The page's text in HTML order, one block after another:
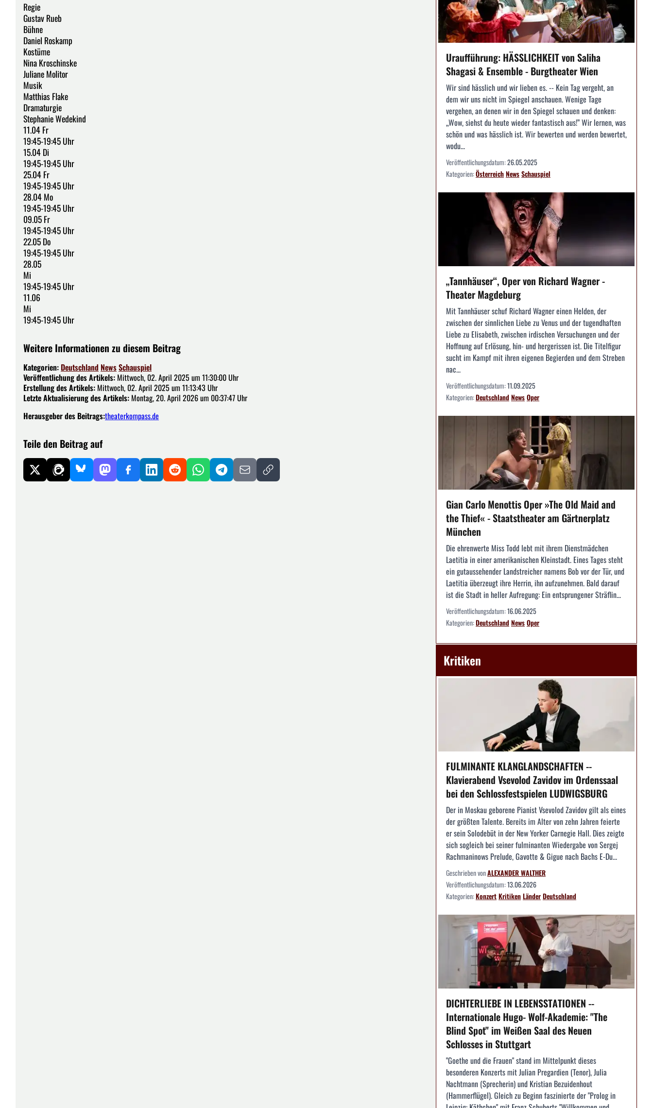
Regie
Gustav Rueb
Bühne
Daniel Roskamp
Kostüme
Nina Kroschinske
Juliane Molitor
Musik
Matthias Flake
Dramaturgie
Stephanie Wedekind
11.04 Fr
19:45-19:45 Uhr
15.04 Di
19:45-19:45 Uhr
25.04 Fr
19:45-19:45 Uhr
28.04 Mo
19:45-19:45 Uhr
09.05 Fr
19:45-19:45 Uhr
22.05 Do
19:45-19:45 Uhr
28.05
Mi
19:45-19:45 Uhr
11.06
Mi
19:45-19:45 Uhr
Weitere Informationen zu diesem Beitrag
Kategorien: Deutschland NewsSchauspiel
Veröffentlichung des Artikels: Mittwoch, 02. April 2025 um 11:30:00 Uhr
Erstellung des Artikels: Mittwoch, 02. April 2025 um 11:13:43 Uhr
Letzte Aktualisierung des Artikels: Montag, 20. April 2026 um 00:37:47 Uhr
Herausgeber des Beitrags:theaterkompass.de
Teile den Beitrag auf
Uraufführung: HÄSSLICHKEIT von Saliha
Shagasi & Ensemble - Burgtheater Wien
Wir sind hässlich und wir lieben es. -- Kein Tag vergeht, an
dem wir uns nicht im Spiegel anschauen. Wenige Tage
vergehen, an denen wir in den Spiegel schauen und denken:
„Wow, siehst du heute wieder fantastisch aus!” Wir lernen, was
schön und was hässlich ist. Wir bewerten und werden bewertet,
wodu...
Veröffentlichungsdatum:26.05.2025
Kategorien:ÖsterreichNewsSchauspiel
„Tannhäuser“, Oper von Richard Wagner -
Theater Magdeburg
Mit Tannhäuser schuf Richard Wagner einen Helden, der
zwischen der sinnlichen Liebe zu Venus und der tugendhaften
Liebe zu Elisabeth, zwischen irdischen Versuchungen und der
Hoffnung auf Erlösung, hin- und hergerissen ist. Die Titelfigur
sucht im Kampf mit ihren eigenen Begierden und dem Streben
nac...
Veröffentlichungsdatum:11.09.2025
Kategorien:DeutschlandNewsOper
Gian Carlo Menottis Oper »The Old Maid and
the Thief« - Staatstheater am Gärtnerplatz
München
Die ehrenwerte Miss Todd lebt mit ihrem Dienstmädchen
Laetitia in einer amerikanischen Kleinstadt. Eines Tages steht
ein gutaussehender Landstreicher namens Bob vor der Tür, und
Laetitia überzeugt ihre Herrin, ihn aufzunehmen. Bald darauf
ist die Stadt in heller Aufregung: Ein entsprungener Sträflin...
Veröffentlichungsdatum:16.06.2025
Kategorien:DeutschlandNewsOper
Kritiken
FULMINANTE KLANGLANDSCHAFTEN --
Klavierabend Vsevolod Zavidov im Ordenssaal
bei den Schlossfestspielen LUDWIGSBURG
Der in Moskau geborene Pianist Vsevolod Zavidov gilt als eines
der größten Talente. Bereits im Alter von zehn Jahren feierte
er sein Solodebüt in der New Yorker Carnegie Hall. Dies zeigte
sich sogleich bei seiner fulminanten Wiedergabe von Sergej
Rachmaninows Prelude, Gavotte & Gigue nach Bachs E-Du...
Geschrieben vonALEXANDER WALTHER
Veröffentlichungsdatum:13.06.2026
Kategorien:KonzertKritikenLänderDeutschland
DICHTERLIEBE IN LEBENSSTATIONEN --
Internationale Hugo- Wolf-Akademie: "The
Blind Spot" im Weißen Saal des Neuen
Schlosses in Stuttgart
"Goethe und die Frauen" stand im Mittelpunkt dieses
besonderen Konzerts mit Julian Pregardien (Tenor), Julia
Nachtmann (Sprecherin) und Kristian Bezuidenhout
(Hammerflügel). Gleich zu Beginn faszinierte der "Prolog in